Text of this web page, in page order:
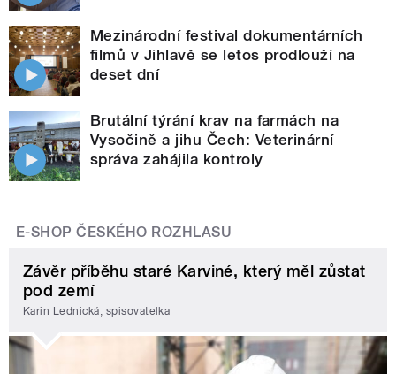
Mezinárodní festival dokumentárních
filmů v Jihlavě se letos prodlouží na
deset dní
Brutální týrání krav na farmách na
Vysočině a jihu Čech: Veterinární
správa zahájila kontroly
E-SHOP ČESKÉHO ROZHLASU
Závěr příběhu staré Karviné, který měl zůstat
pod zemí
Karin Lednická, spisovatelka